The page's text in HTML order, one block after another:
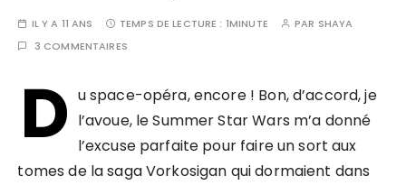
IL Y A 11 ANS TEMPS DE LECTURE : 1MINUTE PAR SHAYA
3 COMMENTAIRES
D u space-opéra, encore ! Bon, d’accord, je
l’avoue, le Summer Star Wars m’a donné
l’excuse parfaite pour faire un sort aux
tomes de la saga Vorkosigan qui dormaient dans